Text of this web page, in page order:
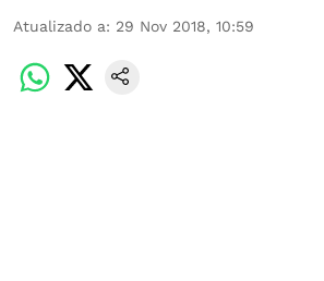
Atualizado a: 29 Nov 2018, 10:59